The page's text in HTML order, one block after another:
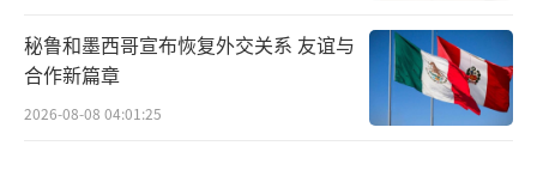
秘鲁和墨西哥宣布恢复外交关系 友谊与
合作新篇章
2026-08-08 04:01:25